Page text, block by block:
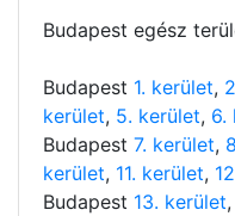
Budapest egész
Budapest 1. kerület,
kerület, 5. kerület, 6.
Budapest 7. kerület,
kerület, 11. kerület,
Budapest 13. kerület,